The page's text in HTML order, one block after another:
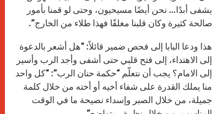
يشفى أبدًا… نحن أيضًا مسيحيون، وحتى لو قمنا بأمور
صالحة كثيرة وكان قلبنا مغلقًا فهذا طلاء من الخارج”.
هذا ودعا البابا إلى فحص ضمير قائلاً: “هل أشعر بالدعوة
إلى الاهتداء، إلى فتح قلبي حتى أشفى وأجد الرب وأسير
إلى الامام؟ يجب أن نتعلّم “حكمة حنان الرب”: “كل واحد
منا يملك القدرة على شفاء أخيه أو أخته من خلال كلمة
جميلة، من خلال الصبر وإسداء نصيحة ما في الوقت